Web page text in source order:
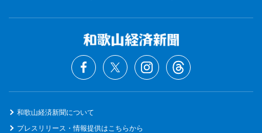
和歌山経済新聞について
プレスリリース・情報提供はこちらから